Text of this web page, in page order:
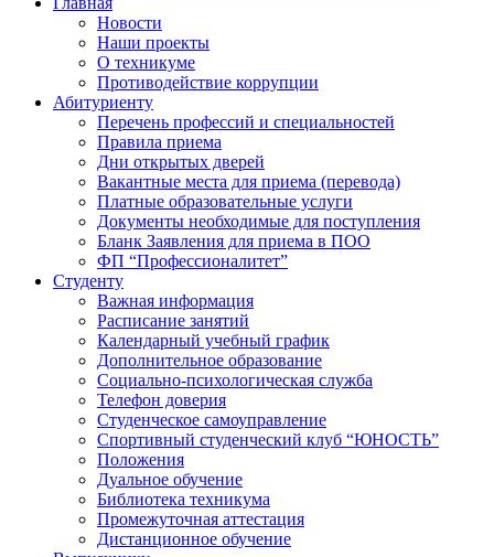
Новости
Наши проекты
О техникуме
Противодействие коррупции
Абитуриенту
Перечень профессий и специальностей
Правила приема
Дни открытых дверей
Вакантные места для приема (перевода)
Платные образовательные услуги
Документы необходимые для поступления
Бланк Заявления для приема в ПОО
ФП “Профессионалитет”
Студенту
Важная информация
Расписание занятий
Календарный учебный график
Дополнительное образование
Социально-психологическая служба
Телефон доверия
Студенческое самоуправление
Спортивный студенческий клуб “ЮНОСТЬ”
Положения
Дуальное обучение
Библиотека техникума
Промежуточная аттестация
Дистанционное обучение